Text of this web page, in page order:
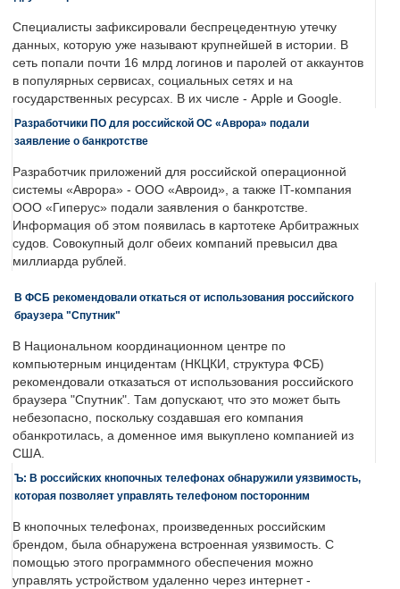
Специалисты зафиксировали беспрецедентную утечку
данных, которую уже называют крупнейшей в истории. В
сеть попали почти 16 млрд логинов и паролей от аккаунтов
в популярных сервисах, социальных сетях и на
государственных ресурсах. В их числе - Apple и Google.
Разработчики ПО для российской ОС «Аврора» подали
заявление о банкротстве
Разработчик приложений для российской операционной
системы «Аврора» - ООО «Авроид», а также IT-компания
ООО «Гиперус» подали заявления о банкротстве.
Информация об этом появилась в картотеке Арбитражных
судов. Совокупный долг обеих компаний превысил два
миллиарда рублей.
В ФСБ рекомендовали откаться от использования российского
браузера "Спутник"
В Национальном координационном центре по
компьютерным инцидентам (НКЦКИ, структура ФСБ)
рекомендовали отказаться от использования российского
браузера "Спутник". Там допускают, что это может быть
небезопасно, поскольку создавшая его компания
обанкротилась, а доменное имя выкуплено компанией из
США.
Ъ: В российских кнопочных телефонах обнаружили уязвимость,
которая позволяет управлять телефоном посторонним
В кнопочных телефонах, произведенных российским
брендом, была обнаружена встроенная уязвимость. С
помощью этого программного обеспечения можно
управлять устройством удаленно через интернет -